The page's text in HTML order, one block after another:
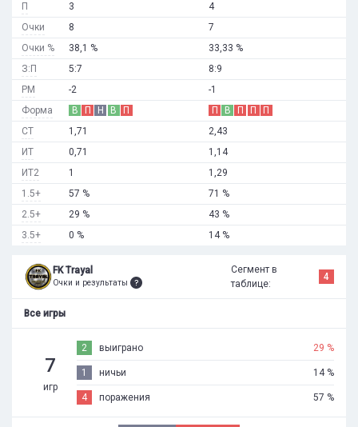
П
Очки
Очки %
З:П
РМ
Форма
СТ
ИТ
ИТ2
1.5+
2.5+
3.5+
3
8
38,1 %
5:7
-2
В
П Н В
П
1,71
0,71
1
57 %
29 %
0 %
4
7
33,33 %
8:9
-1
П
В П П
П
2,43
1,14
1,29
71 %
43 %
14 %
FK Trayal
Очки и результаты
Сегмент в
таблице:
4
Все игры
7
игр
2 выиграно 29 %
1 ничьи 14 %
4 поражения 57 %